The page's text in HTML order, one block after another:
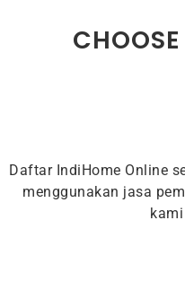
Daftar IndiHome Online
menggunakan jasa